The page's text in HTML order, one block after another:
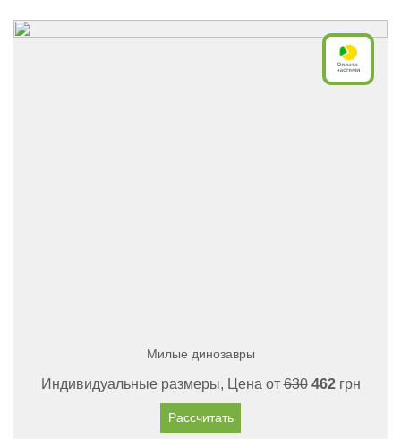
Милые динозавры
Индивидуальные размеры, Цена от630 462грн
Рассчитать